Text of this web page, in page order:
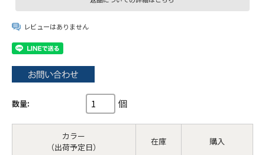
レビューはありません
数量: 個
カラー
（出荷予定日）
在庫 購入